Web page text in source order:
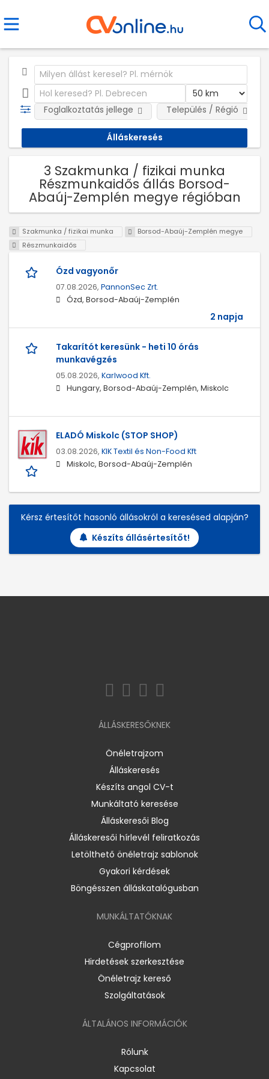
Foglalkoztatás jellege Település / Régió
3 Szakmunka / fizikai munka
Részmunkaidős állás Borsod-
Abaúj-Zemplén megye régióban
Szakmunka / fizikai munka
Borsod-Abaúj-Zemplén megye
Részmunkaidős
Ózd vagyonőr
07.08.2026, PannonSec Zrt.
Ózd, Borsod-Abaúj-Zemplén
2 napja
Takarítót keresünk - heti 10 órás
munkavégzés
05.08.2026, Karlwood Kft.
Hungary, Borsod-Abaúj-Zemplén, Miskolc
ELADÓ Miskolc (STOP SHOP)
03.08.2026, KIK Textil és Non-Food Kft
Miskolc, Borsod-Abaúj-Zemplén
Kérsz értesítőt hasonló állásokról a keresésed alapján?
Készíts állásértesítőt!
ÁLLÁSKERESŐKNEK
Önéletrajzom
Álláskeresés
Készíts angol CV-t
Munkáltató keresése
Álláskeresői Blog
Álláskeresői hírlevél feliratkozás
Letölthető önéletrajz sablonok
Gyakori kérdések
Böngésszen álláskatalógusban
MUNKÁLTATÓKNAK
Cégprofilom
Hirdetések szerkesztése
Önéletrajz kereső
Szolgáltatások
ÁLTALÁNOS INFORMÁCIÓK
Rólunk
Kapcsolat